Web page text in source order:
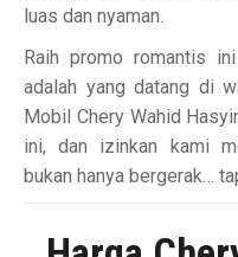
luas dan nyaman.
Raih promo romantis
adalah yang datang di
Mobil Chery Wahid
ini, dan izinkan kami
bukan hanya bergerak…